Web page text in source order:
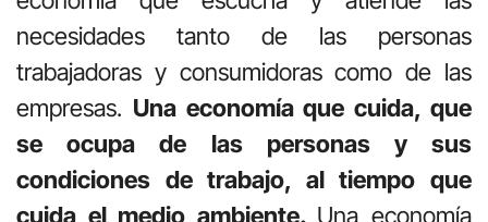
necesidades tanto de las personas
trabajadoras y consumidoras como de las
empresas. Una economía que cuida, que
se ocupa de las personas y sus
condiciones de trabajo, al tiempo que
cuida el medio ambiente. Una economía